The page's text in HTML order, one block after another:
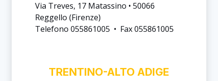
Via Treves, 17 Matassino • 50066
Reggello (firenze)
Telefono 055861005 • Fax 055861005
TRENTINO-ALTO ADIGE